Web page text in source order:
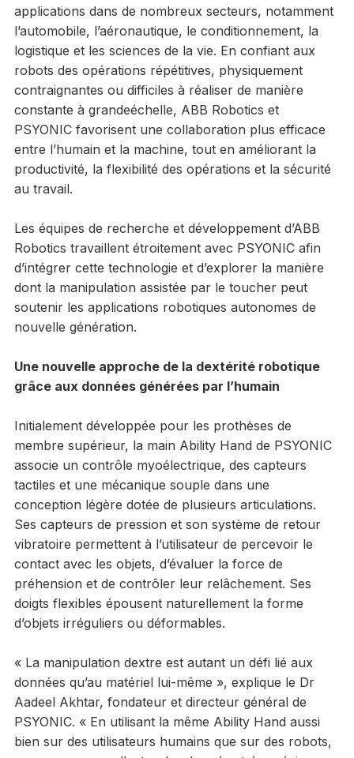
applications dans de nombreux secteurs, notamment
l’automobile, l’aéronautique, le conditionnement, la
logistique et les sciences de la vie. En confiant aux
robots des opérations répétitives, physiquement
contraignantes ou difficiles à réaliser de manière
constante à grandeéchelle, ABB Robotics et
PSYONIC favorisent une collaboration plus efficace
entre l’humain et la machine, tout en améliorant la
productivité, la flexibilité des opérations et la sécurité
au travail.
Les équipes de recherche et développement d’ABB
Robotics travaillent étroitement avec PSYONIC afin
d’intégrer cette technologie et d’explorer la manière
dont la manipulation assistée par le toucher peut
soutenir les applications robotiques autonomes de
nouvelle génération.
Une nouvelle approche de la dextérité robotique
grâce aux données générées par l’humain
Initialement développée pour les prothèses de
membre supérieur, la main Ability Hand de PSYONIC
associe un contrôle myoélectrique, des capteurs
tactiles et une mécanique souple dans une
conception légère dotée de plusieurs articulations.
Ses capteurs de pression et son système de retour
vibratoire permettent à l’utilisateur de percevoir le
contact avec les objets, d’évaluer la force de
préhension et de contrôler leur relâchement. Ses
doigts flexibles épousent naturellement la forme
d’objets irréguliers ou déformables.
« La manipulation dextre est autant un défi lié aux
données qu’au matériel lui-même », explique le Dr
Aadeel Akhtar, fondateur et directeur général de
PSYONIC. « En utilisant la même Ability Hand aussi
bien sur des utilisateurs humains que sur des robots,